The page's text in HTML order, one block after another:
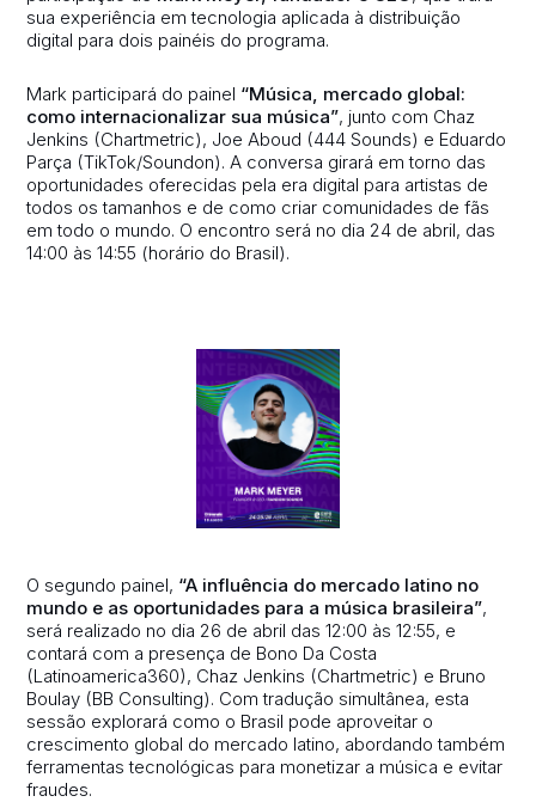
sua experiência em tecnologia aplicada à distribuição
digital para dois painéis do programa.
Mark participará do painel “Música, mercado global:
como internacionalizar sua música”, junto com Chaz
Jenkins (Chartmetric), Joe Aboud (444 Sounds) e Eduardo
Parça (TikTok/Soundon). A conversa girará em torno das
oportunidades oferecidas pela era digital para artistas de
todos os tamanhos e de como criar comunidades de fãs
em todo o mundo. O encontro será no dia 24 de abril, das
14:00 às 14:55 (horário do Brasil).
O segundo painel, “A influência do mercado latino no
mundo e as oportunidades para a música brasileira”,
será realizado no dia 26 de abril das 12:00 às 12:55, e
contará com a presença de Bono Da Costa
(Latinoamerica360), Chaz Jenkins (Chartmetric) e Bruno
Boulay (BB Consulting). Com tradução simultânea, esta
sessão explorará como o Brasil pode aproveitar o
crescimento global do mercado latino, abordando também
ferramentas tecnológicas para monetizar a música e evitar
fraudes.